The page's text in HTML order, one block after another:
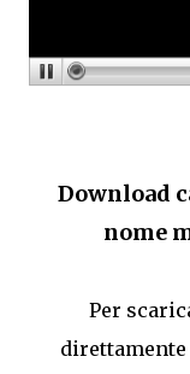
Download
nome
Per
direttamente